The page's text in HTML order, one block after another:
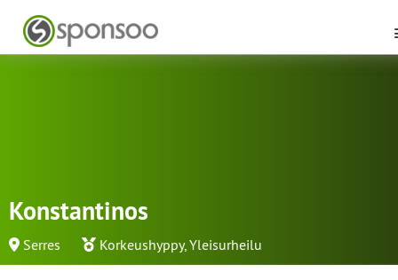
Konstantinos
Serres Korkeushyppy,Yleisurheilu